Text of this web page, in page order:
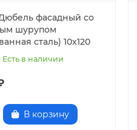
фасадный со
шурупом
сталь) 10х120
Есть в наличии
В корзину